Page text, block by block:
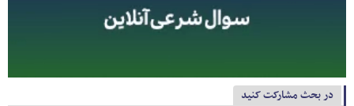
در بحث مشارکت کنید